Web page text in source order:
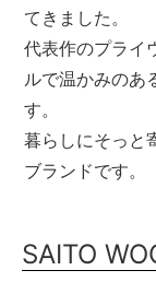
Facebook
てきました。
代表作のプライ
ルで温かみのあ
す。
暮らしにそっと
ブランドです。
SAITO